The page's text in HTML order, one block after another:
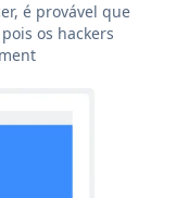
é provável que
os hackers